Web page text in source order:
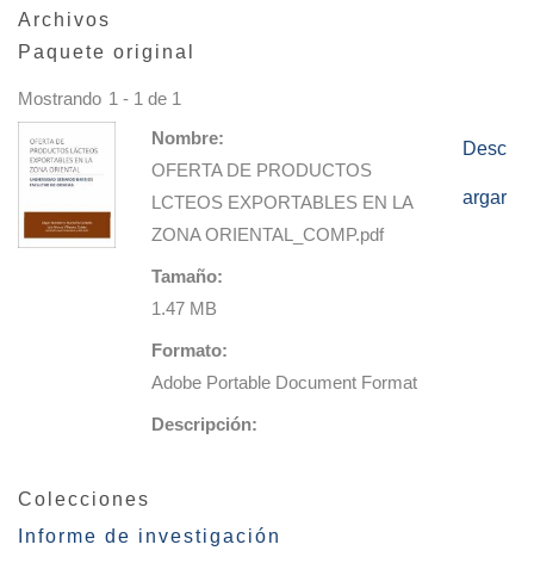
Archivos
Paquete original
Mostrando 1 - 1 de 1
Nombre:
OFERTA DE PRODUCTOS
LCTEOS EXPORTABLES EN LA
ZONA ORIENTAL_COMP.pdf
Tamaño:
1.47 MB
Formato:
Adobe Portable Document Format
Descripción:
Desc
argar
Colecciones
Informe de investigación